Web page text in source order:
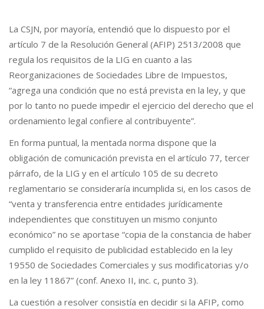
La CSJN, por mayoría, entendió que lo dispuesto por el
artículo 7 de la Resolución General (AFIP) 2513/2008 que
regula los requisitos de la LIG en cuanto a las
Reorganizaciones de Sociedades Libre de Impuestos,
“agrega una condición que no está prevista en la ley, y que
por lo tanto no puede impedir el ejercicio del derecho que el
ordenamiento legal confiere al contribuyente”.
En forma puntual, la mentada norma dispone que la
obligación de comunicación prevista en el artículo 77, tercer
párrafo, de la LIG y en el artículo 105 de su decreto
reglamentario se consideraría incumplida si, en los casos de
“venta y transferencia entre entidades jurídicamente
independientes que constituyen un mismo conjunto
económico” no se aportase “copia de la constancia de haber
cumplido el requisito de publicidad establecido en la ley
19550 de Sociedades Comerciales y sus modificatorias y/o
en la ley 11867” (conf. Anexo II, inc. c, punto 3).
La cuestión a resolver consistía en decidir si la AFIP, como